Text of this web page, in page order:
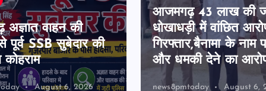
वाहन की
पूर्व SSB सुबेदार की
कोहराम
August 6, 2026
आजमगढ़ 43 लाख की
धोखाधड़ी में वांछित
गिरफ्तार,बैनामा के नाम
और धमकी देने का
news8pmtoday August 6,